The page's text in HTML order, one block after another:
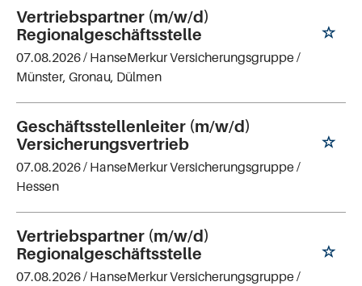
Vertriebspartner (m/w/d)
Regionalgeschäftsstelle
07.08.2026 / HanseMerkur Versicherungsgruppe/
Münster, Gronau, Dülmen
Geschäftsstellenleiter (m/w/d)
Versicherungsvertrieb
07.08.2026 / HanseMerkur Versicherungsgruppe/
Hessen
Vertriebspartner (m/w/d)
Regionalgeschäftsstelle
07.08.2026 / HanseMerkur Versicherungsgruppe/